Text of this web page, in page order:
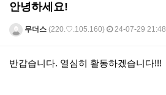
안녕하세요!
무더스 (220.♡.105.160) 24-07-29 21:48
본문
반갑습니다. 열심히 활동하겠습니다!!!